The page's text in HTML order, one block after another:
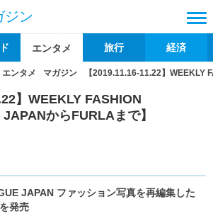
ジン
エンタメ 旅行 経済
エンタメ マガジン 【2019.11.16-11.22】WEEKLY
】WEEKLY FASHION
からFURLAまで】
JAPAN ファッション写真を再編集した
発売